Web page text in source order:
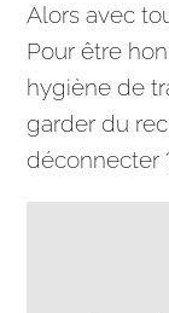
Alors avec
Pour être
hygiène de
garder du
déconnecter